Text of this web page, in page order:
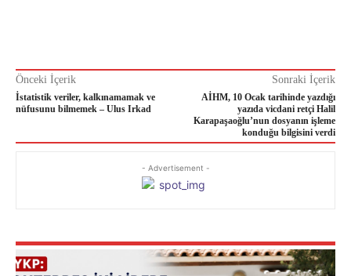
Önceki İçerik
İstatistik veriler, kalkınamamak ve
nüfusunu bilmemek – Ulus Irkad
Sonraki İçerik
AİHM, 10 Ocak tarihinde yazdığı
yazıda vicdani retçi Halil
Karapaşaoğlu’nun dosyanın işleme
konduğu bilgisini verdi
- Advertisement -